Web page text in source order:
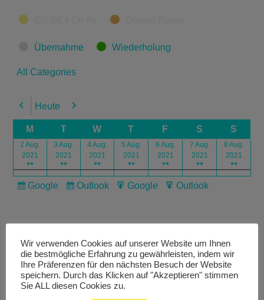
Übernahme Wiederholung
All Categories
Previous
Heute Next
M T W T F S S
2 Aug.
2021
●●
3 Aug.
2021
●●
4 Aug.
2021
●●
5 Aug.
2021
●●
6 Aug.
2021
●●
7 Aug.
2021
●●
8 Aug.
2021
●●
Subscribe
Google
Subscribe
Outlook
Export
Google
Export
Outlook
Livestream
Wir verwenden Cookies auf unserer Website um Ihnen
die bestmögliche Erfahrung zu gewährleisten, indem wir
Ihre Präferenzen für den nächsten Besuch der Website
speichern. Durch das Klicken auf "Akzeptieren" stimmen
Sie ALL diesen Cookies zu.